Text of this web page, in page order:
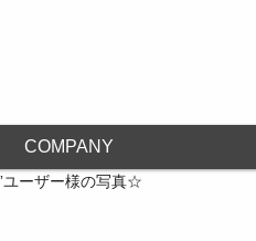
COMPANY
ユーザー様の写真☆